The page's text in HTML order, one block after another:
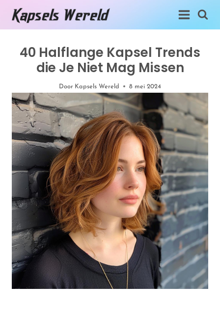
naar
inhoud
40 Halflange Kapsel Trends
die Je Niet Mag Missen
Door Kapsels Wereld 8 mei 2024